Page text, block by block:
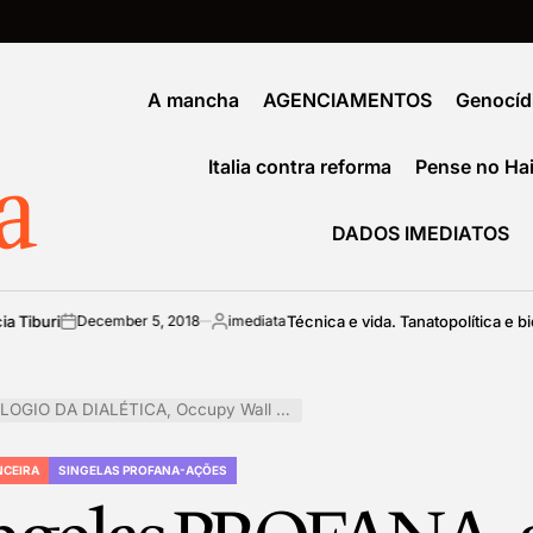
A mancha AGENCIAMENTOS
Italia contra reforma Pense no
DADOS IMEDIATOS
on December 5, 2018 Posted
imediataTécnica e vida. Tanatopolítica e
Wall Street e Manifesto Uninômade Global: Revolução 2.0
SINGELAS PROFANA-AÇÕES